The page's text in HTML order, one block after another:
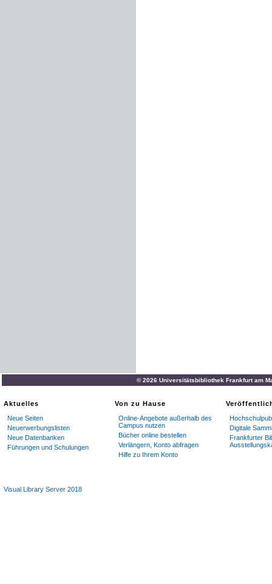
© 2026 Universitätsbibliothek Frankfurt am
Aktuelles
Neue Seiten
Neuerwerbungslisten
Neue Datenbanken
Führungen und Schulungen
Von zu Hause
Online-Angebote außerhalb des
Campus nutzen
Bücher online bestellen
Verlängern, Konto abfragen
Hilfe zu Ihrem Konto
Digitale
Frankfurter
Visual Library Server 2018